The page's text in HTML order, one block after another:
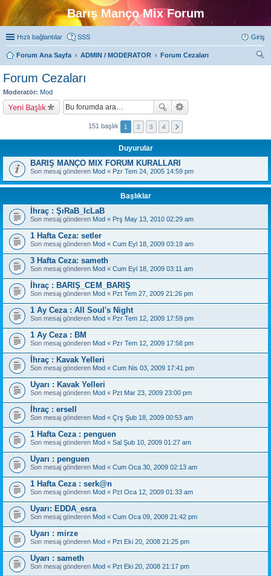
Barış Manço Mix Forum
Hızlı bağlantılar SSS Giriş
Forum Ana Sayfa ADMIN / MODERATOR
Forum Cezaları
Forum Cezaları
Moderatör: Mod
Yeni Başlık
151 başlık 1 2 3 4
Duyurular
BARIŞ MANÇO MIX FORUM KURALLARI
Son mesaj gönderen Mod « Pzr Tem 24, 2005 14:59 pm
Başlıklar
İhraç : ŞıRaB_IcLaB
Son mesaj gönderen Mod « Prş May 13, 2010 02:29 am
1 Hafta Ceza: setler
Son mesaj gönderen Mod « Cum Eyl 18, 2009 03:19 am
3 Hafta Ceza: sameth
Son mesaj gönderen Mod « Cum Eyl 18, 2009 03:11 am
İhraç : BARIŞ_CEM_BARIŞ
Son mesaj gönderen Mod « Pzt Tem 27, 2009 21:26 pm
1 Ay Ceza : All Soul's Night
Son mesaj gönderen Mod « Pzr Tem 12, 2009 17:59 pm
1 Ay Ceza : BM
Son mesaj gönderen Mod « Pzr Tem 12, 2009 17:58 pm
İhraç : Kavak Yelleri
Son mesaj gönderen Mod « Cum Nis 03, 2009 17:41 pm
Uyarı : Kavak Yelleri
Son mesaj gönderen Mod « Pzt Mar 23, 2009 23:00 pm
İhraç : ersell
Son mesaj gönderen Mod « Çrş Şub 18, 2009 00:53 am
1 Hafta Ceza : penguen
Son mesaj gönderen Mod « Sal Şub 10, 2009 01:27 am
Uyarı : penguen
Son mesaj gönderen Mod « Cum Oca 30, 2009 02:13 am
1 Hafta Ceza : serk@n
Son mesaj gönderen Mod « Pzt Oca 12, 2009 01:33 am
Uyarı: EDDA_esra
Son mesaj gönderen Mod « Cum Oca 09, 2009 21:42 pm
Uyarı : mirze
Son mesaj gönderen Mod « Pzt Eki 20, 2008 21:25 pm
Uyarı : sameth
Son mesaj gönderen Mod « Pzt Eki 20, 2008 21:17 pm